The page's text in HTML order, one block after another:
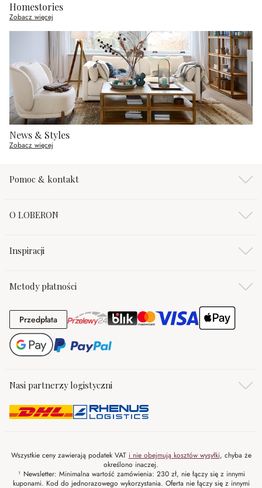
Homestories
Zobacz więcej
News & Styles
Zobacz więcej
Pomoc & kontakt
O LOBERON
Inspiracji
Metody płatności
PrzedpłataPrzedpłata
Nasi partnerzy logistyczni
Wszystkie ceny zawierają podatek VAT i nie obejmują kosztów wysyłki, chyba że
określono inaczej.
¹ Newsletter: Minimalna wartość zamówienia: 230 zł, nie łączy się z innymi
kuponami. Kod do jednorazowego wykorzystania. Oferta nie łączy się z innymi